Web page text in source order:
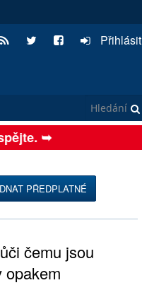
Přihlásit
➥
PŘEDPLATNÉ
čemu jsou
opakem